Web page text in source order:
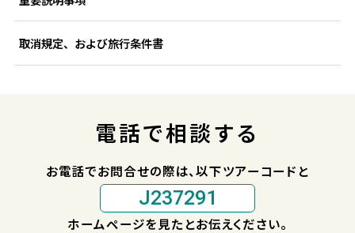
取消規定、および旅行条件書
電話で相談する
お電話でお問合せの際は、以下ツアーコードと
J237291
ホームページを見たとお伝えください。